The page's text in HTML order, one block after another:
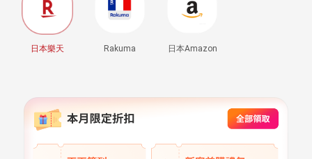
日本樂天 Rakuma 日本Amazon